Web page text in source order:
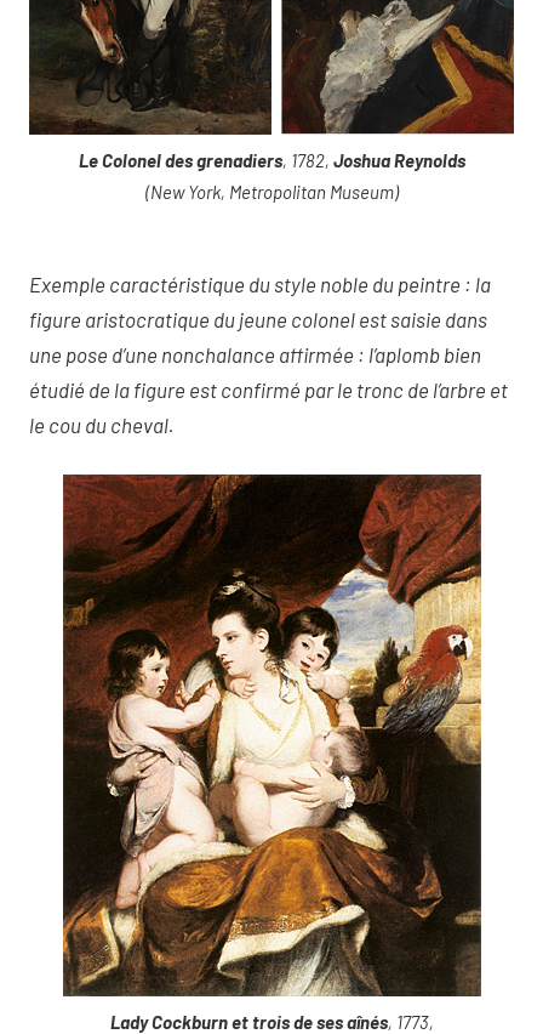
Le Colonel des grenadiers, 1782, Joshua Reynolds
(New York, Metropolitan Museum)
Exemple caractéristique du style noble du peintre : la
figure aristocratique du jeune colonel est saisie dans
une pose d’une nonchalance affirmée : l’aplomb bien
étudié de la figure est confirmé par le tronc de l’arbre et
le cou du cheval.
Lady Cockburn et trois de ses aînés, 1773,